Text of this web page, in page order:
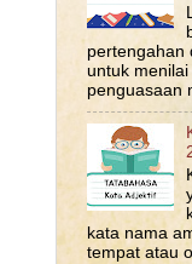
pertengahan
untuk
penguasaan
kata nama
tempat atau